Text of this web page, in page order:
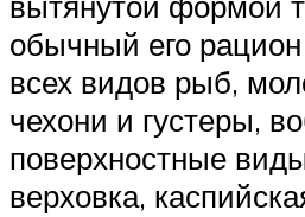
обычный его
всех видов рыб,
чехони и густеры,
поверхностные
верховка,